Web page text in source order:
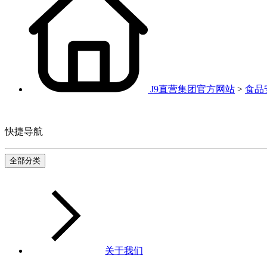
J9直营集团官方网站 > 食品
快捷导航
全部分类
关于我们